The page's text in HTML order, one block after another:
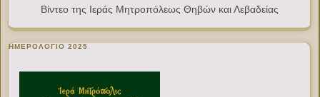
Βίντεο της Ιεράς Μητροπόλεως Θηβών και Λεβαδείας
ΗΜΕΡΟΛΟΓΙΟ 2025